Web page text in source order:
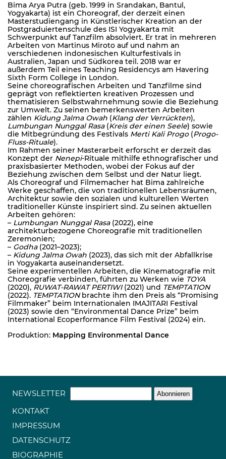
Bima Arya Putra (geb. 1999 in Srandakan, Bantul,
Yogyakarta) ist ein Choreograf, der derzeit einen
Masterstudiengang in Künstlerischer Kreation an der
Postgraduiertenschule des ISI Yogyakarta mit
Schwerpunkt auf Tanzfilm absolviert. Er trat in mehreren
Arbeiten von Martinus Miroto auf und nahm an
verschiedenen indonesischen Kulturfestivals in
Australien, Japan und Südkorea teil. 2018 war er
außerdem Teil eines Teaching Residencys am Havering
Sixth Form College in London.
Seine choreografischen Arbeiten und Tanzfilme sind
geprägt von reflektierten kreativen Prozessen und
thematisieren Selbstwahrnehmung sowie die Beziehung
zur Umwelt. Zu seinen bemerkenswerten Arbeiten
zählen Kidung Jalma Owah (Klang der Verrückten),
Lumbungan Nunggal Rasa(Kreis der einen Seele) sowie
die Mitbegründung des Festivals Merti Kali Progo(Progo-
Fluss-Rituale).
Im Rahmen seiner Masterarbeit erforscht er derzeit das
Konzept der Nenepi-Rituale mithilfe ethnografischer und
praxisbasierter Methoden, wobei der Fokus auf der
Beziehung zwischen dem Selbst und der Natur liegt.
Als Choreograf und Filmemacher hat Bima zahlreiche
Werke geschaffen, die von traditionellen Lebensräumen,
Architektur sowie den sozialen und kulturellen Werten
traditioneller Künste inspiriert sind. Zu seinen aktuellen
Arbeiten gehören:
– Lumbungan Nunggal Rasa(2022), eine
architekturbezogene Choreografie mit traditionellen
Zeremonien;
– Godha(2021–2023);
– Kidung Jalma Owah (2023), das sich mit der Abfallkrise
in Yogyakarta auseinandersetzt.
Seine experimentellen Arbeiten, die Kinematografie mit
Choreografie verbinden, führten zu Werken wie TOYA
(2020), RUWAT-RAWAT PERTIWI(2021) und TEMPTATION
(2022). TEMPTATIONbrachte ihm den Preis als “Promising
Filmmaker” beim Internationalen IMAJITARI Festival
(2023) sowie den “Environmental Dance Prize” beim
International Ecoperformance Film Festival (2024) ein.
Produktion: Mapping Environmental Dance
NEWSLETTER
KONTAKT
IMPRESSUM
DATENSCHUTZ
BIOGRAPHIE